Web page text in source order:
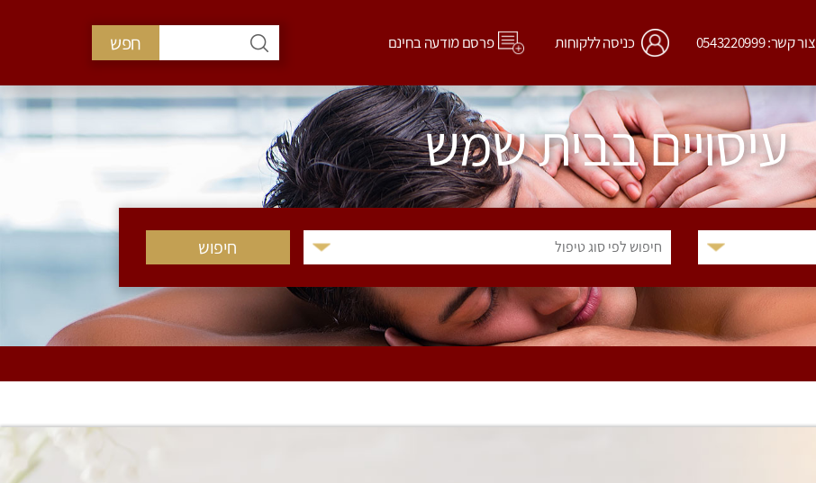
צור קשר: 0543220999 כניסה ללקוחות פרסם מודעה בחינם חפש
עיסויים בבית שמש
חיפוש לפי סוג טיפול